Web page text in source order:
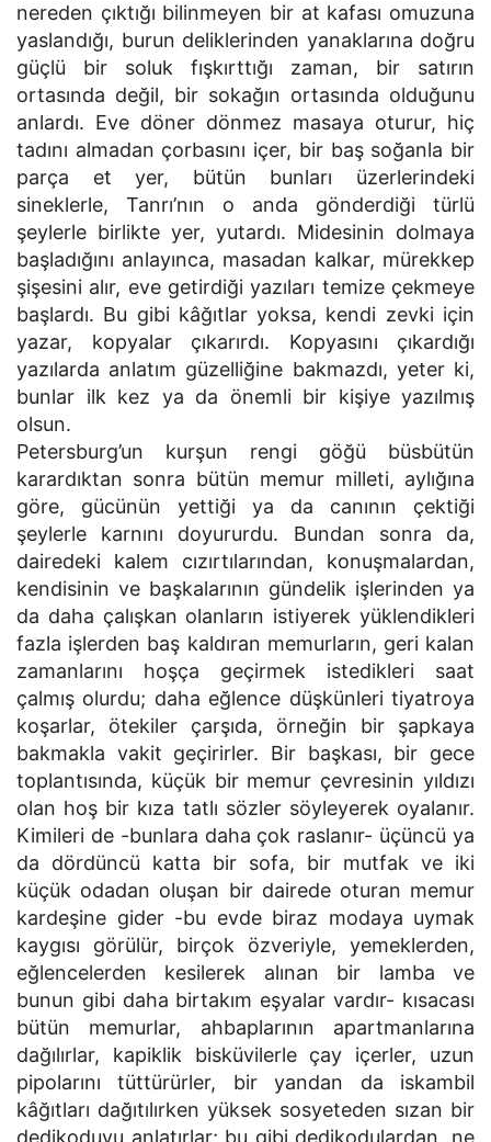
nereden çıktığı bilinmeyen bir at kafası omuzuna
yaslandığı, burun deliklerinden yanaklarına doğru
güçlü bir soluk fışkırttığı zaman, bir satırın
ortasında değil, bir sokağın ortasında olduğunu
anlardı. Eve döner dönmez masaya oturur, hiç
tadını almadan çorbasını içer, bir baş soğanla bir
parça et yer, bütün bunları üzerlerindeki
sineklerle, Tanrı’nın o anda gönderdiği türlü
şeylerle birlikte yer, yutardı. Midesinin dolmaya
başladığını anlayınca, masadan kalkar, mürekkep
şişesini alır, eve getirdiği yazıları temize çekmeye
başlardı. Bu gibi kâğıtlar yoksa, kendi zevki için
yazar, kopyalar çıkarırdı. Kopyasını çıkardığı
yazılarda anlatım güzelliğine bakmazdı, yeter ki,
bunlar ilk kez ya da önemli bir kişiye yazılmış
olsun.
Petersburg’un kurşun rengi göğü büsbütün
karardıktan sonra bütün memur milleti, aylığına
göre, gücünün yettiği ya da canının çektiği
şeylerle karnını doyururdu. Bundan sonra da,
dairedeki kalem cızırtılarından, konuşmalardan,
kendisinin ve başkalarının gündelik işlerinden ya
da daha çalışkan olanların istiyerek yüklendikleri
fazla işlerden baş kaldıran memurların, geri kalan
zamanlarını hoşça geçirmek istedikleri saat
çalmış olurdu; daha eğlence düşkünleri tiyatroya
koşarlar, ötekiler çarşıda, örneğin bir şapkaya
bakmakla vakit geçirirler. Bir başkası, bir gece
toplantısında, küçük bir memur çevresinin yıldızı
olan hoş bir kıza tatlı sözler söyleyerek oyalanır.
Kimileri de -bunlara daha çok raslanır- üçüncü ya
da dördüncü katta bir sofa, bir mutfak ve iki
küçük odadan oluşan bir dairede oturan memur
kardeşine gider -bu evde biraz modaya uymak
kaygısı görülür, birçok özveriyle, yemeklerden,
eğlencelerden kesilerek alınan bir lamba ve
bunun gibi daha birtakım eşyalar vardır- kısacası
bütün memurlar, ahbaplarının apartmanlarına
dağılırlar, kapiklik bisküvilerle çay içerler, uzun
pipolarını tüttürürler, bir yandan da iskambil
kâğıtları dağıtılırken yüksek sosyeteden sızan bir
dedikoduyu anlatırlar; bu gibi dedikodulardan, ne